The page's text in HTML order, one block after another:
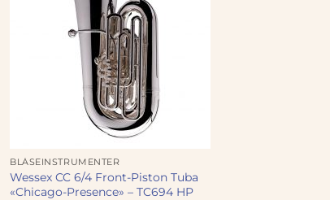
BLÅSEINSTRUMENTER
Wessex CC 6/4 Front-Piston Tuba
«Chicago-Presence» – TC694 HP